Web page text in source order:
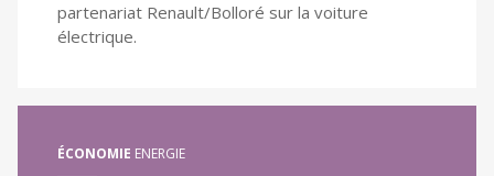
partenariat Renault/Bolloré sur la voiture
électrique.
ÉCONOMIE ENERGIE